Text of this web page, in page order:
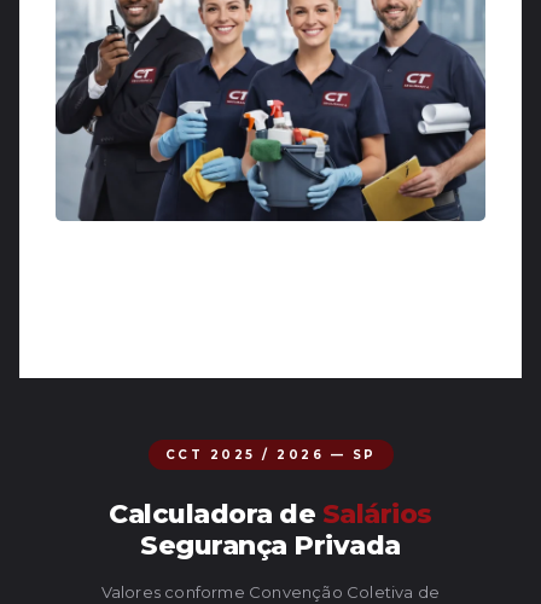
CCT 2025 / 2026 — SP
Calculadora de Salários
Segurança Privada
Valores conforme Convenção Coletiva de